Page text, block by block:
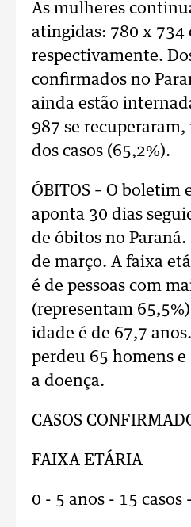
As mulheres
atingidas: 780 x 734
respectivamente.
confirmados no
ainda estão
987 se
dos casos (65,2%).
ÓBITOS – O boletim
aponta 30 dias
de óbitos no Paraná.
de março. A faixa
é de pessoas com
(representam
idade é de 67,7
perdeu 65 homens
a doença.
CASOS
FAIXA ETÁRIA
0 - 5 anos - 15 casos